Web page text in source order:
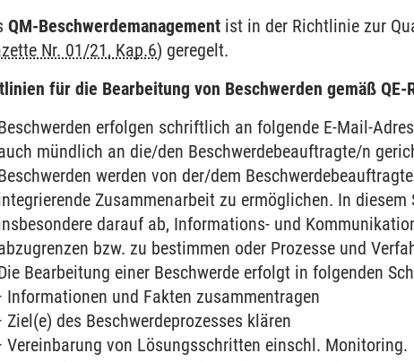
gestalten
Tools & Medien
Intelligenz
& Information
QM-Beschwerdemanagement ist in der Richtlinie zur
Nr. 01/21, Kap.6) geregelt.
für die Bearbeitung von Beschwerden gemäß QE-
erfolgen schriftlich an folgende E-Mail-
mündlich an die/den Beschwerdebeauftragte/n
werden von der/dem
Zusammenarbeit zu ermöglichen. In
darauf ab, Informations- und
bzw. zu bestimmen oder Prozesse und
Bearbeitung einer Beschwerde erfolgt in folgenden
Informationen und Fakten zusammentragen
Ziel(e) des Beschwerdeprozesses klären
Vereinbarung von Lösungsschritten einschl. Monitoring.